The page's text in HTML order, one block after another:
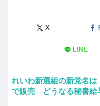
X
LINE
れいわ新選組の新党名
で販売 どうなる秘書給